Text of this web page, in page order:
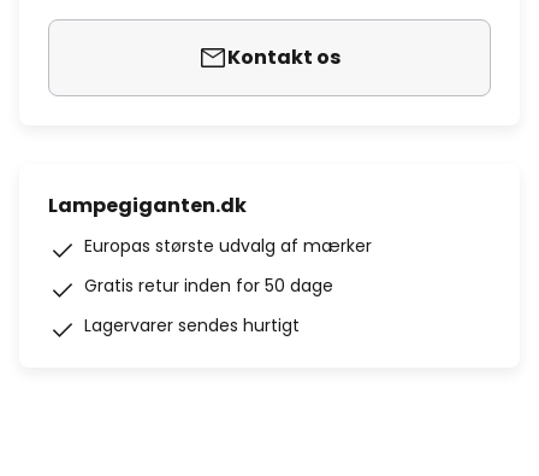
Kontakt os
Lampegiganten.dk
Europas største udvalg af mærker
Gratis retur inden for 50 dage
Lagervarer sendes hurtigt